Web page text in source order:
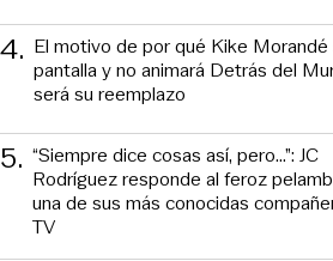
4. El motivo de por qué Kike Morandé
pantalla y no animará Detrás del
será su reemplazo
5. “Siempre dice cosas así, pero...”: JC
Rodríguez responde al feroz
una de sus más conocidas
TV